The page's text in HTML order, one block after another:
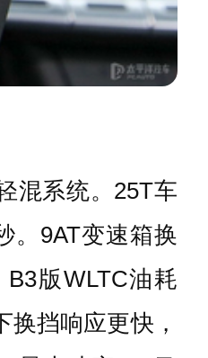
混系统。25T车
。9AT变速箱换
版WLTC油耗
挡响应更快，